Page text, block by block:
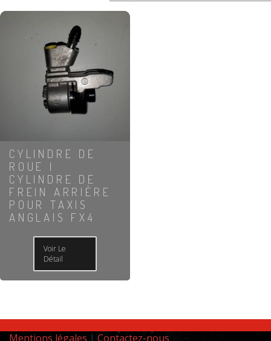
CYLINDRE DE
ROUE |
CYLINDRE DE
FREIN ARRIÈRE
POUR TAXIS
ANGLAIS FX4
Voir Le
Détail
Mentions légales | Contactez-nous